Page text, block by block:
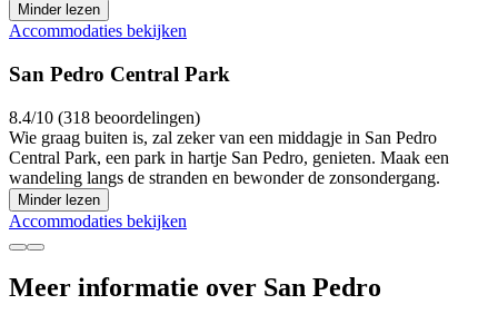
Minder lezen
Accommodaties bekijken
San Pedro Central Park
8.4/10 (318 beoordelingen)
Wie graag buiten is, zal zeker van een middagje in San Pedro
Central Park, een park in hartje San Pedro, genieten. Maak een
wandeling langs de stranden en bewonder de zonsondergang.
Minder lezen
Accommodaties bekijken
Meer informatie over San Pedro